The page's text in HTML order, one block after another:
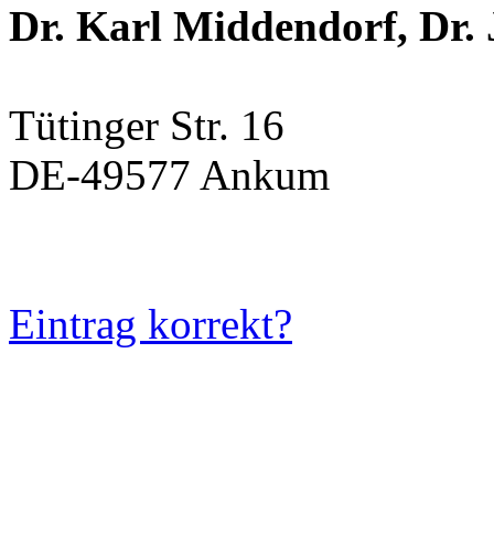
Dr. Karl Middendorf, Dr.
Tütinger Str. 16
DE-49577 Ankum
Eintrag korrekt?